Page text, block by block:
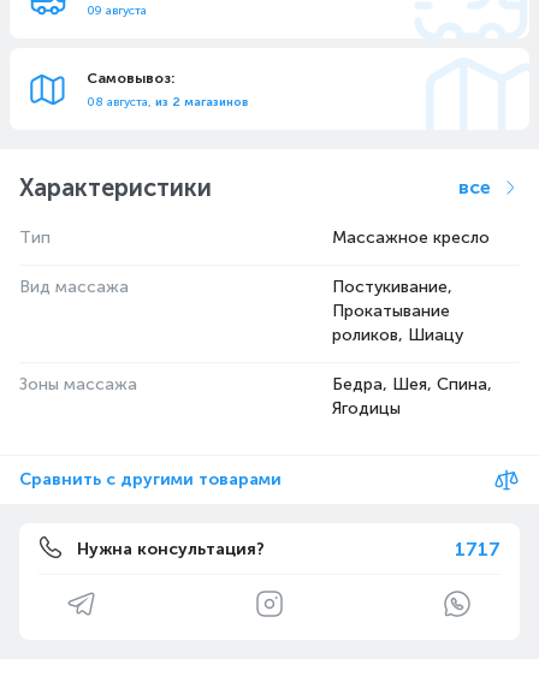
09 августа
Самовывоз:
08 августа, из 2 магазинов
Характеристики все
Тип Массажное кресло
Вид массажа
Постукивание,
Прокатывание
роликов, Шиацу
Зоны массажа
Бедра, Шея, Спина,
Ягодицы
Сравнить с другими товарами
Нужна консультация? 1717